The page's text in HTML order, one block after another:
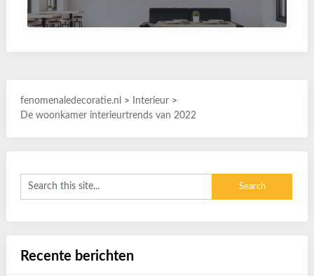
fenomenaledecoratie.nl > Interieur>
De woonkamer interieurtrends van 2022
Recente berichten